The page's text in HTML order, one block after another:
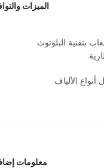
الميزات
معلومات